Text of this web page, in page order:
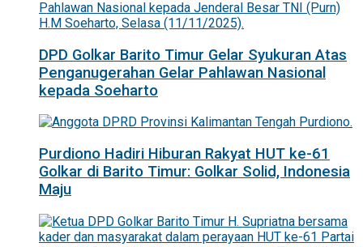
DPD Golkar Barito Timur Gelar Syukuran Atas
Penganugerahan Gelar Pahlawan Nasional
kepada Soeharto
Purdiono Hadiri Hiburan Rakyat HUT ke-61
Golkar di Barito Timur: Golkar Solid, Indonesia
Maju